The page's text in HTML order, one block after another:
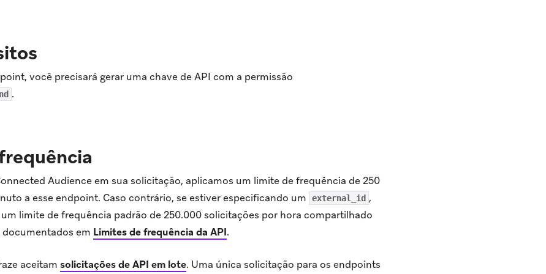
você precisará gerar uma chave de API com a permissão
.
Audience em sua solicitação, aplicamos um limite de frequência de 250
a esse endpoint. Caso contrário, se estiver especificando um
external_id ,
limite de frequência padrão de 250.000 solicitações por hora compartilhado
em Limites de frequência da API.
aceitam solicitações de API em lote. Uma única solicitação para os endpoints